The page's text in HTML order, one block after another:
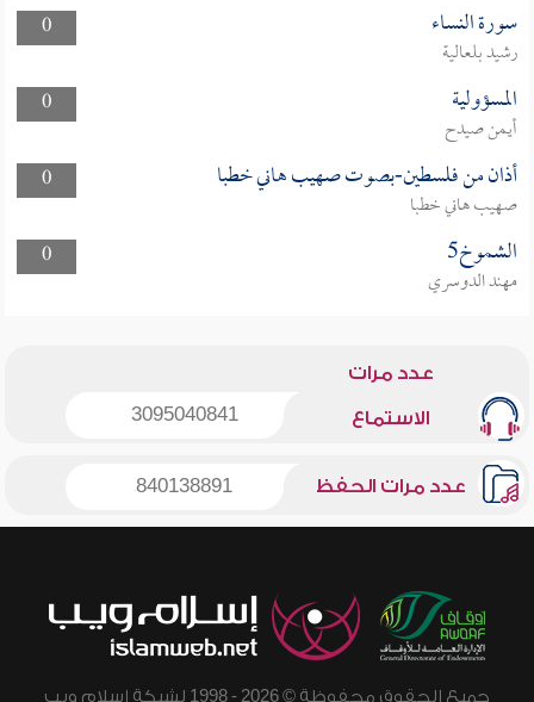
0
سورة النساء
رشيد بلعالية
0
المسؤولية
أيمن صيدح
0
أذان من فلسطين-بصوت صهيب هاني خطبا
صهيب هاني خطبا
0
الشموخ5
مهند الدوسري
عدد مرات
الاستماع 3095040841
عدد مرات الحفظ 840138891
جميع الحقوق محفوظة © 2026 - 1998 لشبكة إسلام ويب